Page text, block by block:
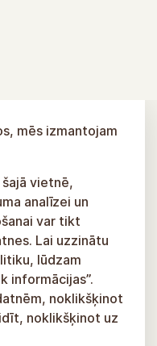
mēs izmantojam
vietnē,
analīzei un
var tikt
Lai uzzinātu
lūdzam
informācijas”.
noklikšķinot
noklikšķinot uz